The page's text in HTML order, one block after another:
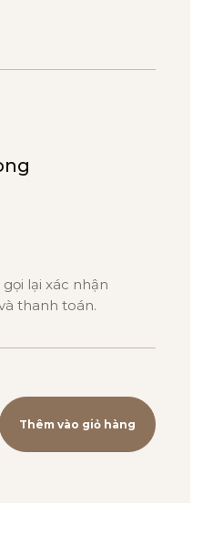
lại xác nhận
thanh toán.
Thêm vào giỏ hàng